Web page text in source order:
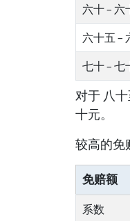
六十 – 六
六十五 –
七十 – 七
对于 八
十元。
较高的免
免赔额
系数